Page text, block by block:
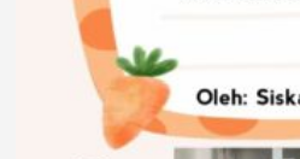
Kaffah